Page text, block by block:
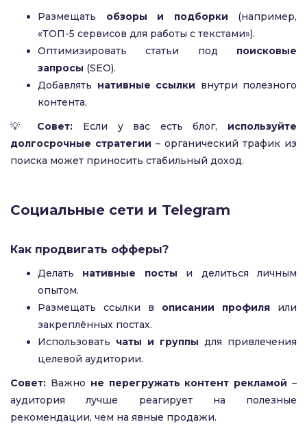
Размещать обзоры и подборки (например,
«ТОП-5 сервисов для работы с текстами»).
Оптимизировать статьи под поисковые
запросы (SEO).
Добавлять нативные ссылки внутри полезного
контента.
💡 Совет: Если у вас есть блог, используйте
долгосрочные стратегии – органический трафик из
поиска может приносить стабильный доход.
Социальные сети и Telegram
Как продвигать офферы?
Делать нативные посты и делиться личным
опытом.
Размещать ссылки в описании профиля или
закреплённых постах.
Использовать чаты и группы для привлечения
целевой аудитории.
Совет: Важно не перегружать контент рекламой –
аудитория лучше реагирует на полезные
рекомендации, чем на явные продажи.